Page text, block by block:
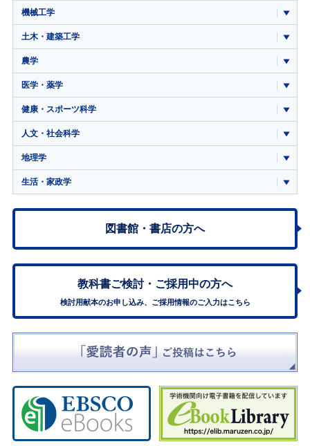
機械工学
土木・建築工学
農学
医学・薬学
健康・スポーツ科学
人文・社会科学
地理学
生活・家政学
図書館・書店の方へ
教科書ご検討・ ご採用中の方へ
検討用献本のお申し込み、ご採用情報のご入力はこちら